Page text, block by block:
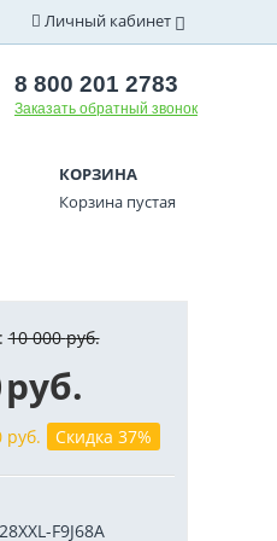
Личный кабинет
8 800 201 2783
Заказать обратный звонок
КОРЗИНА
Корзина пустая
10 000 руб.
руб.
руб. Скидка 37%
F9J68A